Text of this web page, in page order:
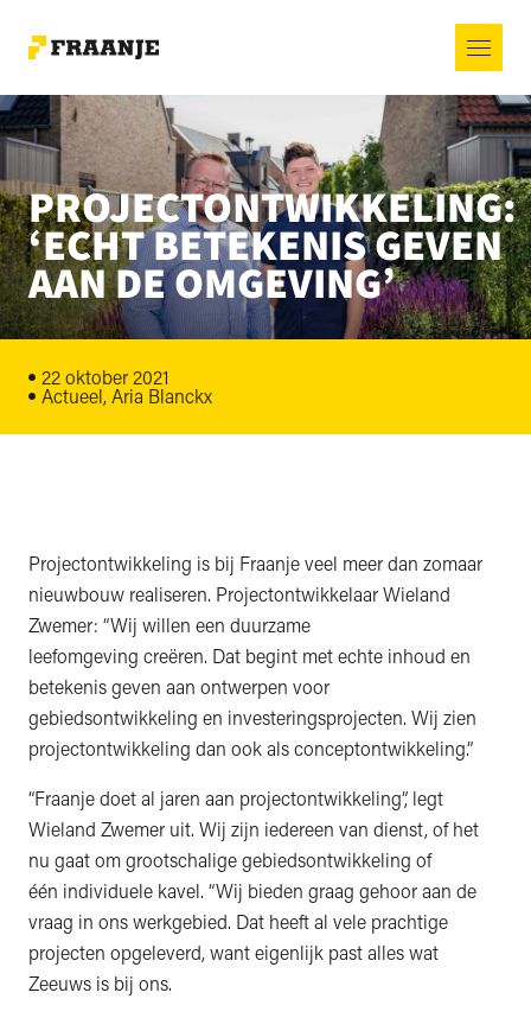
PROJECTONTWIKKELING:
‘ECHT BETEKENIS GEVEN
AAN DE OMGEVING’
22 oktober 2021
Actueel, Aria Blanckx
Projectontwikkeling is bij Fraanje veel meer dan zomaar
nieuwbouw realiseren. Projectontwikkelaar Wieland
Zwemer: “Wij willen een duurzame
leefomgeving creëren. Dat begint met echte inhoud en
betekenis geven aan ontwerpen voor
gebiedsontwikkeling en investeringsprojecten. Wij zien
projectontwikkeling dan ook als conceptontwikkeling.”
“Fraanje doet al jaren aan projectontwikkeling”, legt
Wieland Zwemer uit. Wij zijn iedereen van dienst, of het
nu gaat om grootschalige gebiedsontwikkeling of
één individuele kavel. “Wij bieden graag gehoor aan de
vraag in ons werkgebied. Dat heeft al vele prachtige
projecten opgeleverd, want eigenlijk past alles wat
Zeeuws is bij ons.